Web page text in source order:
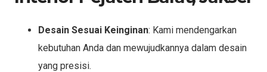
Desain Sesuai Keinginan: Kami mendengarkan
kebutuhan Anda dan mewujudkannya dalam desain
yang presisi.